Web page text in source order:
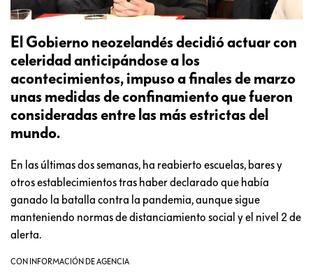
El Gobierno neozelandés decidió actuar con
celeridad anticipándose a los
acontecimientos, impuso a finales de marzo
unas medidas de confinamiento que fueron
consideradas entre las más estrictas del
mundo.
En las últimas dos semanas, ha reabierto escuelas, bares y
otros establecimientos tras haber declarado que había
ganado la batalla contra la pandemia, aunque sigue
manteniendo normas de distanciamiento social y el nivel 2 de
alerta.
CON INFORMACIÓN DE AGENCIA